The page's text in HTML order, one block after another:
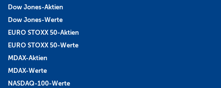
Dow Jones-Aktien
Dow Jones-Werte
EURO STOXX 50-Aktien
EURO STOXX 50-Werte
MDAX-Aktien
MDAX-Werte
NASDAQ-100-Werte